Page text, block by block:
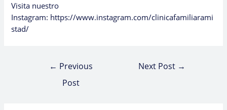
Visita nuestro
Instagram: https://www.instagram.com/clinicafamiliarami
stad/
← Previous
Post
Next Post →